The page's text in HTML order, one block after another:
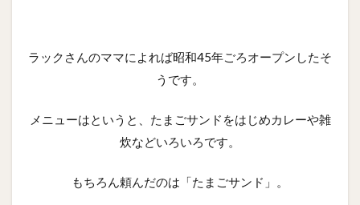
ラックさんのママによれば昭和45年ごろオープンしたそ
うです。
メニューはというと、たまごサンドをはじめカレーや雑
炊などいろいろです。
もちろん頼んだのは「たまごサンド」。